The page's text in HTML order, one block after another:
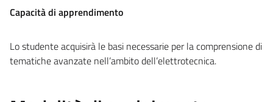
Capacità di apprendimento
Lo studente acquisirà le basi necessarie per la comprensione di
tematiche avanzate nell’ambito dell’elettrotecnica.